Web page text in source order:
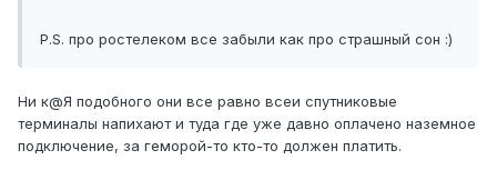
P.S. про ростелеком все забыли как про страшный сон :)
Ни к@Я подобного они все равно всеи спутниковые
терминалы напихают и туда где уже давно оплачено наземное
подключение, за геморой-то кто-то должен платить.